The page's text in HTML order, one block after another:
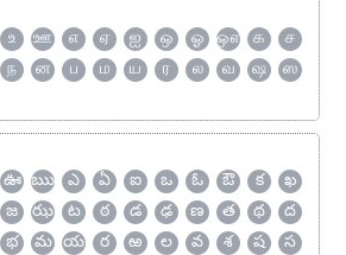
உ ஊ எ ஏ ஐ ஒ ஓ ஔ க
ச
ந ன ப ம ய ர ல வ ஷ
ஸ
ఊ ఋ ఎ ఏ ఐ ఒ ఓ ఔ క
ఖ
జ ఝ ట ఠ డ ఢ ణ త థ
ద
భ మ య ర ఱ ల వ శ ష
స